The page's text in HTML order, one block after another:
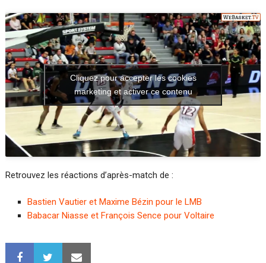
Cliquez pour accepter les cookies
marketing et activer ce contenu
Retrouvez les réactions d’après-match de :
Bastien Vautier et Maxime Bézin pour le LMB
Babacar Niasse et François Sence pour Voltaire